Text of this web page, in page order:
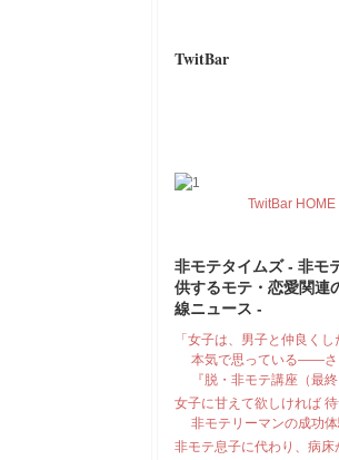
TwitBar
TwitBar HOME
非モテタイムズ - 非モ
供するモテ・恋愛関連
線ニュース -
「女子は、男子と仲良くし
本気で思っている――さ
『脱・非モテ講座（最終
女子に甘えて欲しければ
非モテリーマンの成功
非モテ息子に代わり、病床